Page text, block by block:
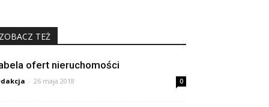
TEŻ
ofert nieruchomości
- 26 maja 2018 0